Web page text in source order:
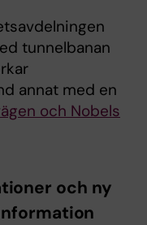
tunnelbanan
annat med en
och Nobels
och ny